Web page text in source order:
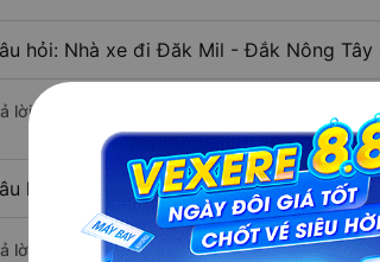
hỏi: Nhà xe đi Đăk Mil - Đắk Nông
lời: Chuyến xe có giờ xuất phát sớm nhất
hỏi: Nhà xe đi Tây Ninh - Tây Ninh từ
lời: Chuyến xe có giờ xuất phát trễ (muộn)